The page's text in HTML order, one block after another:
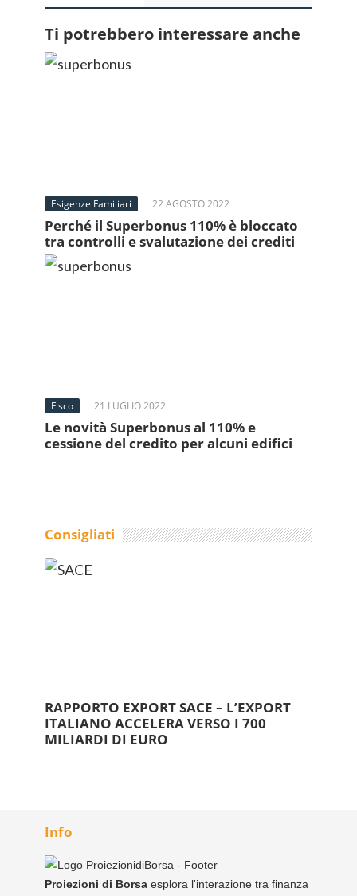
Ti potrebbero interessare anche
Esigenze Familiari 22 AGOSTO 2022
Perché il Superbonus 110% è bloccato
tra controlli e svalutazione dei crediti
Fisco 21 LUGLIO 2022
Le novità Superbonus al 110% e
cessione del credito per alcuni edifici
Consigliati
RAPPORTO EXPORT SACE – L’EXPORT
ITALIANO ACCELERA VERSO I 700
MILIARDI DI EURO
Info
Proiezioni di Borsa esplora l'interazione tra finanza